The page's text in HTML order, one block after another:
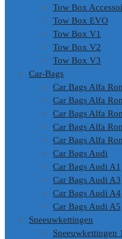
Tow Box
Tow Box EVO
Tow Box V1
Tow Box V2
Tow Box V3
Car-Bags
Car Bags Alfa
Car Bags Alfa
Car Bags Alfa
Car Bags Alfa
Car Bags Alfa
Car Bags Audi
Car Bags Audi A1
Car Bags Audi A3
Car Bags Audi A4
Car Bags Audi A5
Sneeuwkettingen
Sneeuwkettingen